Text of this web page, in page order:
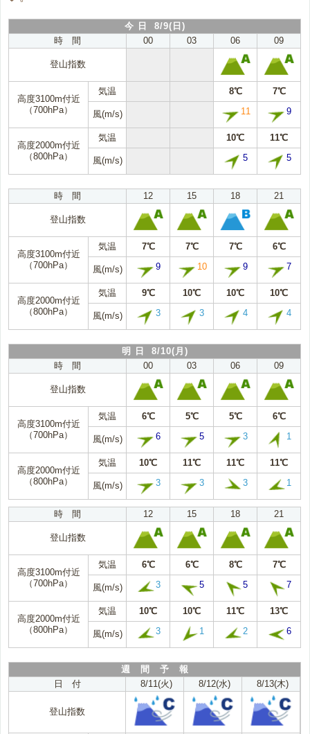
今 日 8/9(日)
時 間
00 03 06 09
登山指数
高度3100m付近
（700hPa）
気温 8℃ 7℃
風(m/s) 11 9
高度2000m付近
（800hPa）
気温 10℃ 11℃
風(m/s) 5 5
時 間 12 15 18 21
登山指数
高度3100m付近
（700hPa）
気温 7℃ 7℃ 7℃ 6℃
風(m/s) 9 10 9 7
高度2000m付近
（800hPa）
気温 9℃ 10℃ 10℃ 10℃
風(m/s) 3 3 4 4
明 日 8/10(月)
時 間
00 03 06 09
登山指数
高度3100m付近
（700hPa）
気温 6℃ 5℃ 5℃ 6℃
風(m/s) 6 5 3 1
高度2000m付近
（800hPa）
気温 10℃ 11℃ 11℃ 11℃
風(m/s) 3 3 3 1
時 間 12 15 18 21
登山指数
高度3100m付近
（700hPa）
気温 6℃ 6℃ 8℃ 7℃
風(m/s) 3 5 5 7
高度2000m付近
（800hPa）
気温 10℃ 10℃ 11℃ 13℃
風(m/s) 3 1 2 6
週 間 予 報
日 付
8/11(火) 8/12(水) 8/13(木)
登山指数